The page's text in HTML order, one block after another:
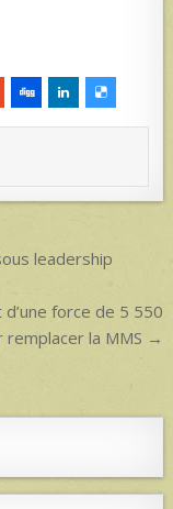
leadership
force de 5 550
la MMS →